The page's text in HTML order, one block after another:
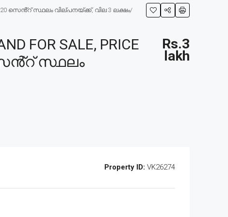
20 സെൻ്റ് സ്ഥലം വില്പനയ്ക്ക്, വില 3 ലക്ഷം/
FOR SALE, PRICE
സ്ഥലം
Rs.3
lakh
Property ID: VK26274